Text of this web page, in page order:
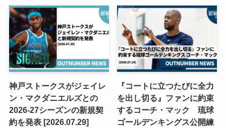
神戸ストークスがジェイレ
ン・マクダニエルズとの
2026-27シーズンの新規契
約を発表 [2026.07.29]
『コートに立つたびに全力
を出し切る』ファンに約束
するコーチ・マック 琉球
ゴールデンキングス公開練